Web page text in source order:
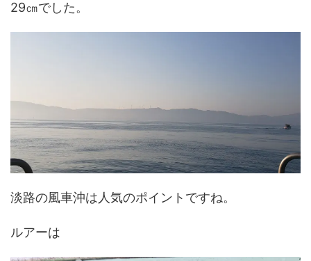
29㎝でした。
淡路の風車沖は人気のポイントですね。
ルアーは